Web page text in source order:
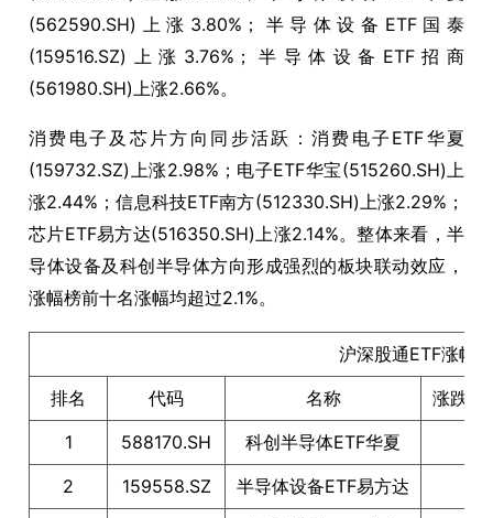
(562590.SH)上涨3.80%；半导体设备ETF国泰
(159516.SZ)上涨3.76%；半导体设备ETF招商
(561980.SH)上涨2.66%。
消费电子及芯片方向同步活跃：消费电子ETF华夏
(159732.SZ)上涨2.98%；电子ETF华宝(515260.SH)上
涨2.44%；信息科技ETF南方(512330.SH)上涨2.29%；
芯片ETF易方达(516350.SH)上涨2.14%。整体来看，半
导体设备及科创半导体方向形成强烈的板块联动效应，
涨幅榜前十名涨幅均超过2.1%。
沪深股通ETF涨幅
排名
代码 名称
涨跌幅
1
588170.SH 科创半导体ETF华夏
2
159558.SZ 半导体设备ETF易方达